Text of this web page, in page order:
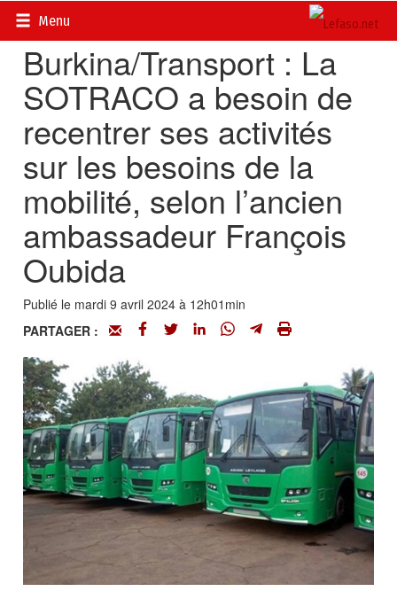
Menu
Accueil>
Burkina/Transport : La
SOTRACO a besoin de
recentrer ses activités
sur les besoins de la
mobilité, selon l’ancien
ambassadeur François
Oubida
Publié le mardi 9 avril 2024 à 12h01min
PARTAGER :